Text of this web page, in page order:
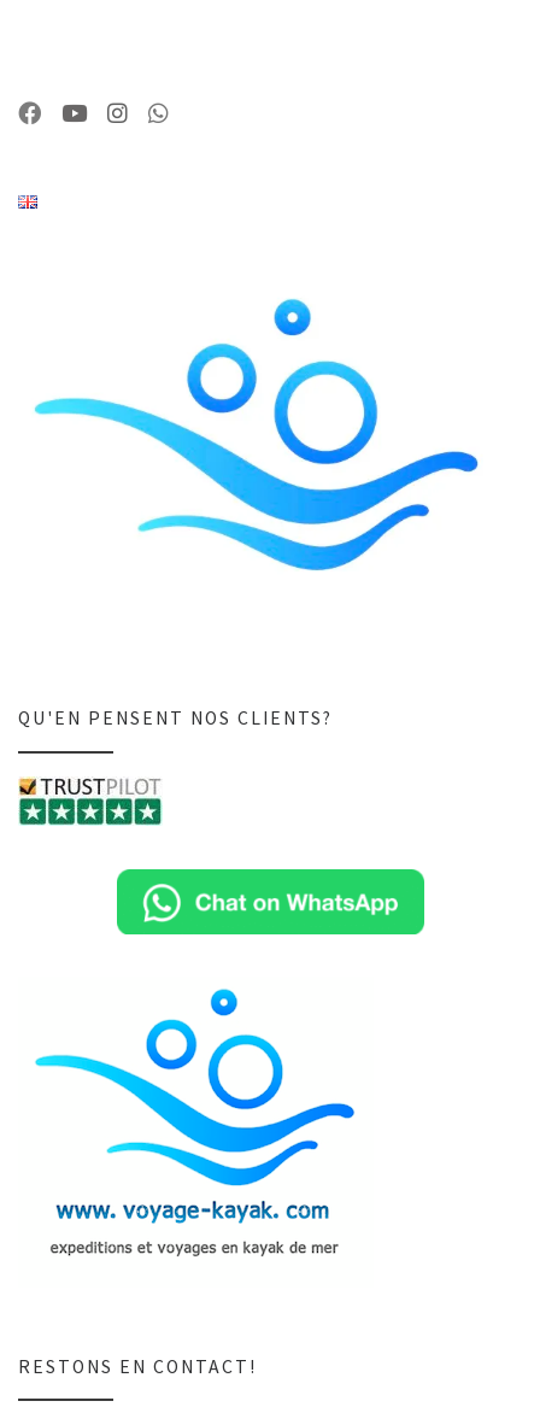
QU'EN PENSENT NOS CLIENTS?
RESTONS EN CONTACT!